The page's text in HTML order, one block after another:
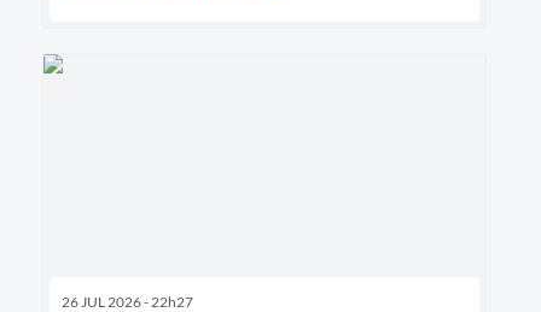
26 JUL 2026 - 22h27